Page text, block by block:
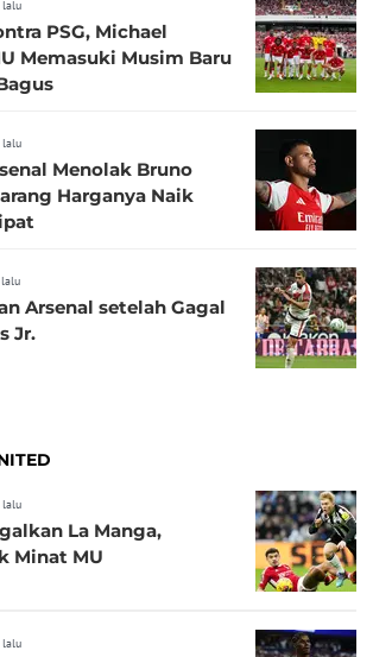
lalu
PSG, Michael
Memasuki Musim Baru
lalu
Menolak Bruno
Harganya Naik
Arsenal setelah Gagal
Jr.
lalu
La Manga,
Minat MU
lalu